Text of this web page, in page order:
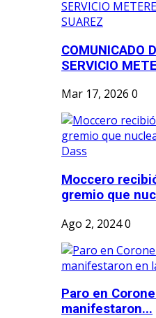
COMUNICADO
SERVICIO
Mar 17, 2026 0
Moccero
gremio que
Ago 2, 20240
Paro en
manifestaron...